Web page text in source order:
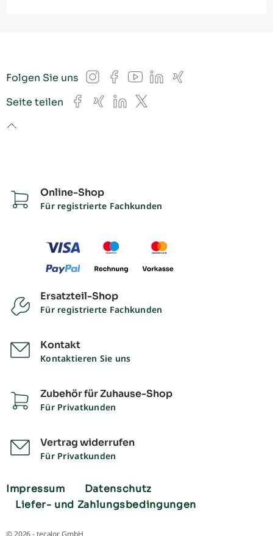
Folgen Sie uns Instagram
Facebook
YouTube
LinkedIn
Xing
Seite teilen Facebook
XingLinkedIn
X
to top
Online-Shop
Für registrierte Fachkunden
Ersatzteil-Shop
Für registrierte Fachkunden
Kontakt
Kontaktieren Sie uns
Zubehör für Zuhause-Shop
Für Privatkunden
Vertrag widerrufen
Für Privatkunden
Impressum
Datenschutz
Liefer- und Zahlungsbedingungen